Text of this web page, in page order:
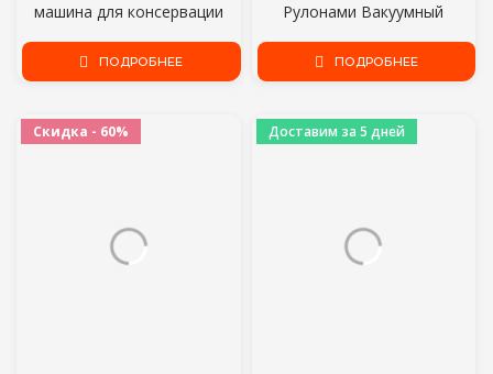
машина для консервации
продуктов питания, Сухой и
влажный Режим для Sous
герметизирующих мешков
ПОДРОБНЕЕ
Рулонами Вакуумный
Герметик
Мешок(12X500cm,15X500cm,20X500cm,25X500cm,28X500cm)
ПОДРОБНЕЕ
Скидка - 60% Доставим за 5 дней